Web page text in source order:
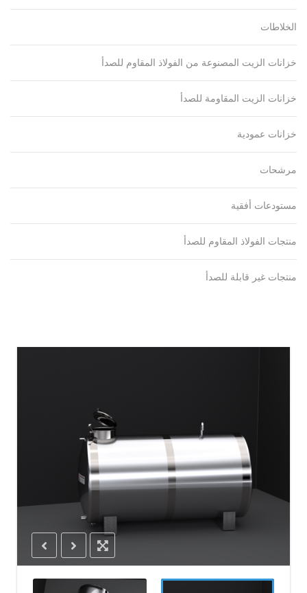
الخلاطات
خزانات الزيت المصنوعة من الفولاذ المقاوم للصدأ
خزانات الزيت المقاومة للصدأ
خزانات عمودية
مرشحات
مستودعات أفقية
منتجات الفولاذ المقاوم للصدأ
منتجات غير قابلة للصدأ